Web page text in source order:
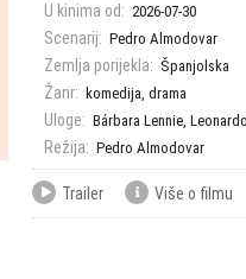
U kinima od: 2026-07-30
Scenarij: Pedro Almodovar
Zemlja porijekla: Španjolska
Žanr: komedija, drama
Uloge: Bárbara Lennie,
Režija: Pedro Almodovar
Trailer Više o filmu